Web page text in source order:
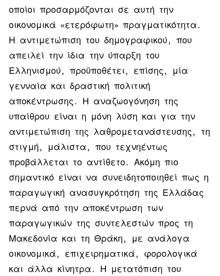
οποίοι προσαρμόζονται σε αυτή την
οικονομικά «ετερόφωτη» πραγματικότητα.
Η αντιμετώπιση του δημογραφικού, που
απειλεί την ίδια την ύπαρξη του
Ελληνισμού, προϋποθέτει, επίσης, μία
γενναία και δραστική πολιτική
αποκέντρωσης. Η αναζωογόνηση της
υπαίθρου είναι η μόνη λύση και για την
αντιμετώπιση της λαθρομετανάστευσης, τη
στιγμή, μάλιστα, που τεχνηέντως
προβάλλεται το αντίθετο. Ακόμη πιο
σημαντικό είναι να συνειδητοποιηθεί πως η
παραγωγική ανασυγκρότηση της Ελλάδας
περνά από την αποκέντρωση των
παραγωγικών της συντελεστών προς τη
Μακεδονία και τη Θράκη, με ανάλογα
οικονομικά, επιχειρηματικά, φορολογικά
και άλλα κίνητρα. Η μετατόπιση του